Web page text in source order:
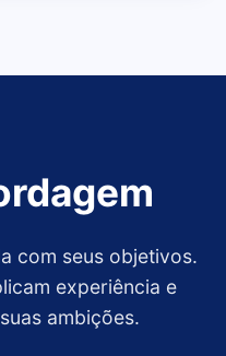
com seus objetivos.
experiência e
ambições.